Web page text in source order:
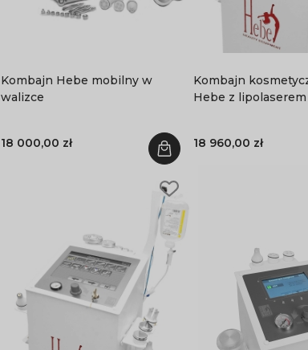
Kombajn Hebe mobilny w
walizce
18 000,00 zł
Kombajn kosmetyczny
Hebe z
18 960,00 zł